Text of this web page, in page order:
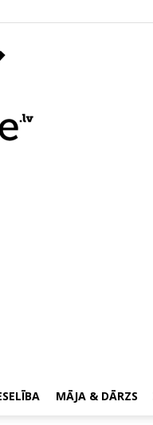
MĀJA & DĀRZS